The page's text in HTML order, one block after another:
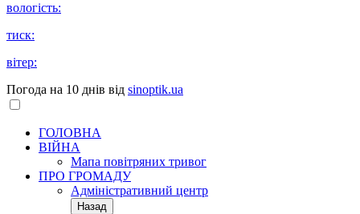
вологість:
тиск:
вітер:
Погода на 10 днів від sinoptik.ua
ГОЛОВНА
ВІЙНА
Мапа повітряних тривог
ПРО ГРОМАДУ
Aдміністративний центр
Назад